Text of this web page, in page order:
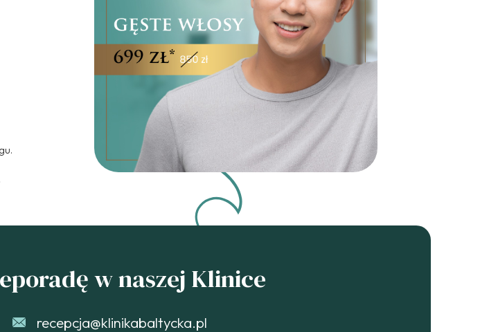
w naszej Klinice
recepcja@klinikabaltycka.pl